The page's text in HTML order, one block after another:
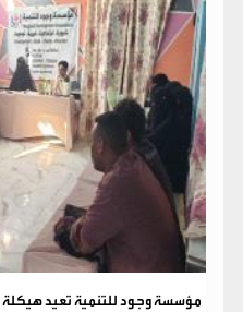
مؤسسة وجود للتنمية تعيد هيكلة